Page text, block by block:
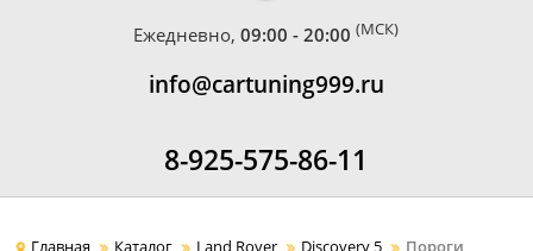
Ежедневно,09:00 - 20:00 (МСК)
info@cartuning999.ru
8-925-575-86-11
Главная Каталог Land Rover Discovery 5
Пороги,